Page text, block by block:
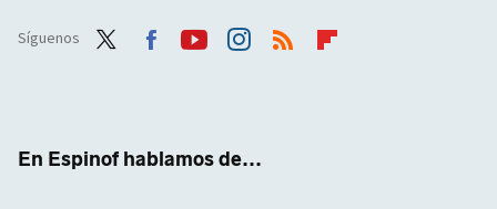
Síguenos
En Espinof hablamos de...